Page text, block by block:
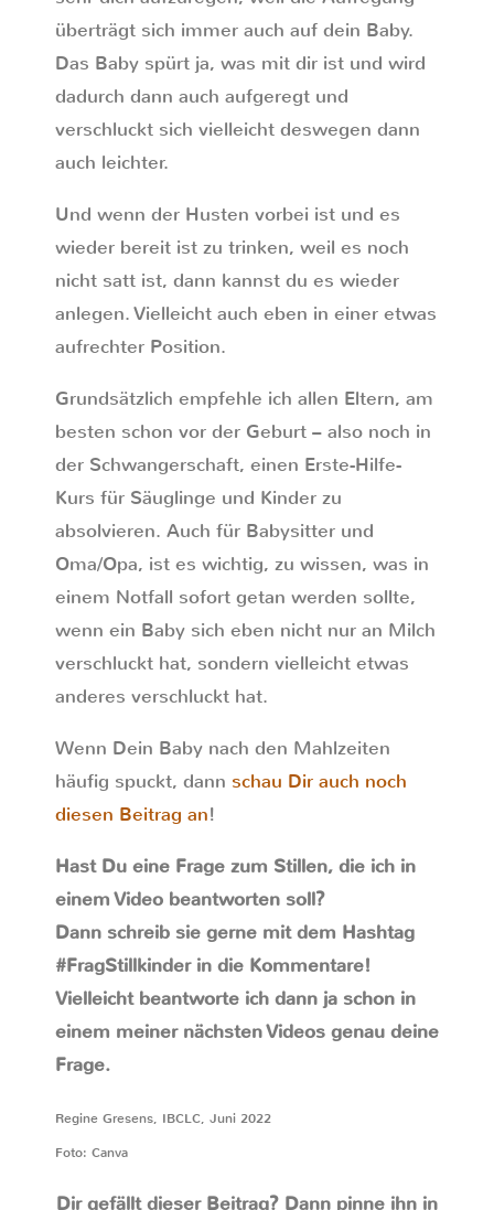
überträgt sich immer auch auf dein Baby.
Das Baby spürt ja, was mit dir ist und wird
dadurch dann auch aufgeregt und
verschluckt sich vielleicht deswegen dann
auch leichter.
Und wenn der Husten vorbei ist und es
wieder bereit ist zu trinken, weil es noch
nicht satt ist, dann kannst du es wieder
anlegen. Vielleicht auch eben in einer etwas
aufrechter Position.
Grundsätzlich empfehle ich allen Eltern, am
besten schon vor der Geburt – also noch in
der Schwangerschaft, einen Erste-Hilfe-
Kurs für Säuglinge und Kinder zu
absolvieren. Auch für Babysitter und
Oma/Opa, ist es wichtig, zu wissen, was in
einem Notfall sofort getan werden sollte,
wenn ein Baby sich eben nicht nur an Milch
verschluckt hat, sondern vielleicht etwas
anderes verschluckt hat.
Wenn Dein Baby nach den Mahlzeiten
häufig spuckt, dann schau Dir auch noch
diesen Beitrag an!
Hast Du eine Frage zum Stillen, die ich in
einem Video beantworten soll?
Dann schreib sie gerne mit dem Hashtag
#FragStillkinder in die Kommentare!
Vielleicht beantworte ich dann ja schon in
einem meiner nächsten Videos genau deine
Frage.
Regine Gresens, IBCLC, Juni 2022
Foto: Canva
Dir gefällt dieser Beitrag? Dann pinne ihn in